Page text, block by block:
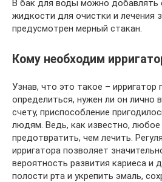
В бак для воды можно добавлять
жидкости для очистки и лечения
предусмотрен мерный стакан.
Кому необходим
Узнав, что это такое – ирригатор
определиться, нужен ли он лично
счету, приспособление
людям. Ведь, как известно, любое
предотвратить, чем лечить.
ирригатора позволяет
вероятность развития кариеса и
полости рта и укрепить эмаль,